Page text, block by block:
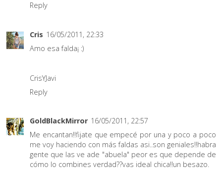
Reply
Cris 16/05/2011, 22:33
Amo esa falda¡ :)
CrisYJavi
Reply
GoldBlackMirror 16/05/2011, 22:57
Me encantan!!fijate que empecé por una y poco a poco
me voy haciendo con más faldas asi..son geniales!!habra
gente que las ve ade "abuela" peor es que depende de
cómo lo combines verdad??vas ideal chica!!un besazo.